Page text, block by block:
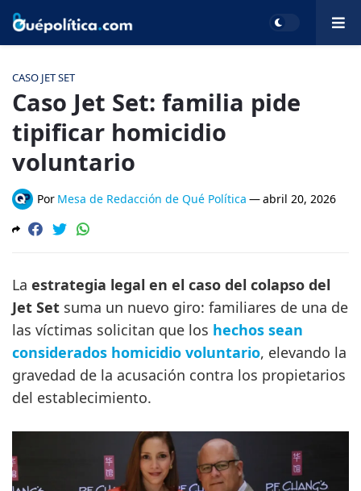
CASO JET SET
Caso Jet Set: familia pide
tipificar homicidio
voluntario
Por Mesa de Redacción de Qué Política —abril 20, 2026
La estrategia legal en el caso del colapso del
Jet Set suma un nuevo giro: familiares de una de
las víctimas solicitan que los hechos sean
considerados homicidio voluntario, elevando la
gravedad de la acusación contra los propietarios
del establecimiento.